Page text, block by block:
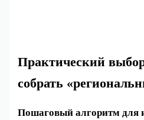
Практический
собрать
Пошаговый алгоритм для